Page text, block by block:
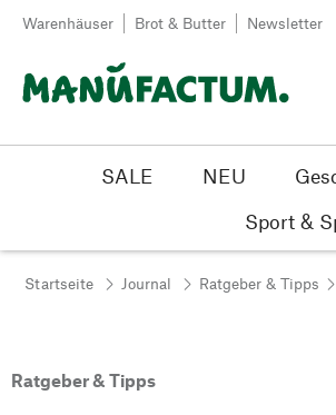
Zum Inhalt springen
Warenhäuser Brot & Butter Newsletter
SALE NEU
Sport &
Startseite Journal Ratgeber & Tipps
Ratgeber & Tipps